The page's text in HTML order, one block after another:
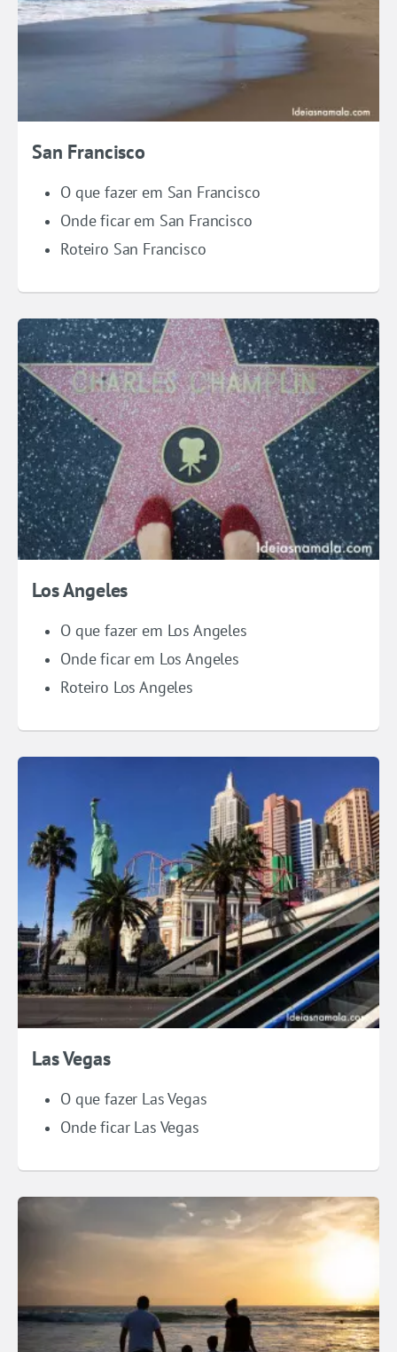
San Francisco
O que fazer em San Francisco
Onde ficar em San Francisco
Roteiro San Francisco
Los Angeles
O que fazer em Los Angeles
Onde ficar em Los Angeles
Roteiro Los Angeles
Las Vegas
O que fazer Las Vegas
Onde ficar Las Vegas